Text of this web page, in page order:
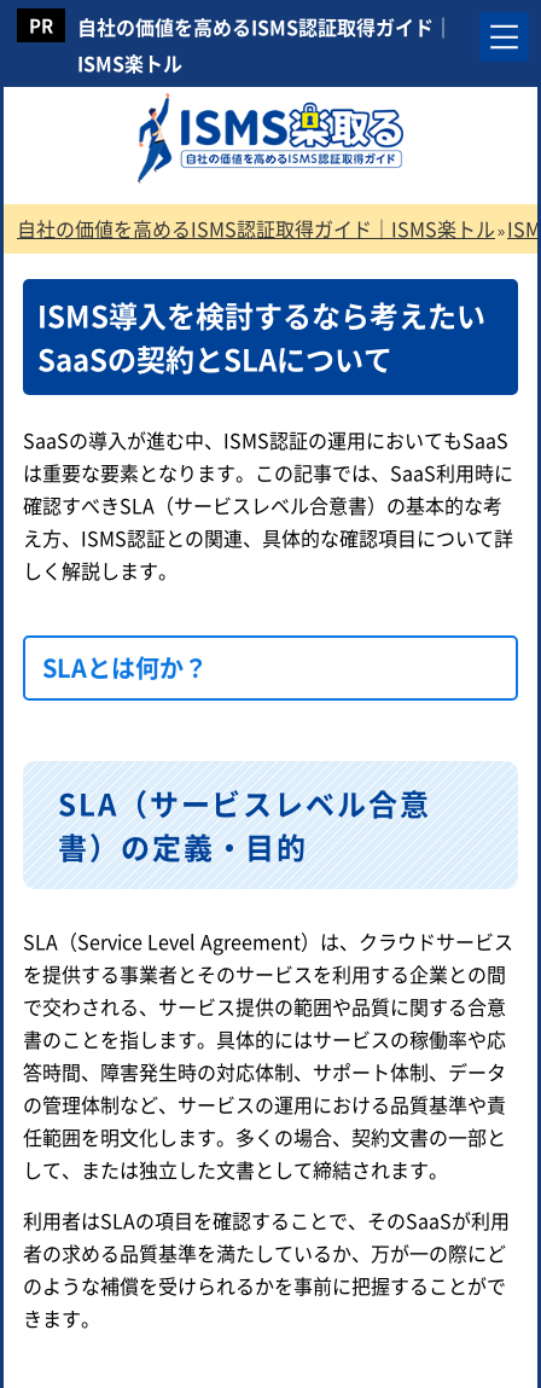
自社の価値を高めるISMS認証取得ガイド｜
ISMS楽トル
自社の価値を高めるISMS認証取得ガイド｜ISMS楽トル»
ISMS導入を検討するなら考えたい
SaaSの契約とSLAについて
SaaSの導入が進む中、ISMS認証の運用においてもSaaS
は重要な要素となります。この記事では、SaaS利用時に
確認すべきSLA（サービスレベル合意書）の基本的な考
え方、ISMS認証との関連、具体的な確認項目について詳
しく解説します。
SLAとは何か？
SLA（サービスレベル合意
書）の定義・目的
SLA（Service Level Agreement）は、クラウドサービス
を提供する事業者とそのサービスを利用する企業との間
で交わされる、サービス提供の範囲や品質に関する合意
書のことを指します。具体的にはサービスの稼働率や応
答時間、障害発生時の対応体制、サポート体制、データ
の管理体制など、サービスの運用における品質基準や責
任範囲を明文化します。多くの場合、契約文書の一部と
して、または独立した文書として締結されます。
利用者はSLAの項目を確認することで、そのSaaSが利用
者の求める品質基準を満たしているか、万が一の際にど
のような補償を受けられるかを事前に把握することがで
きます。